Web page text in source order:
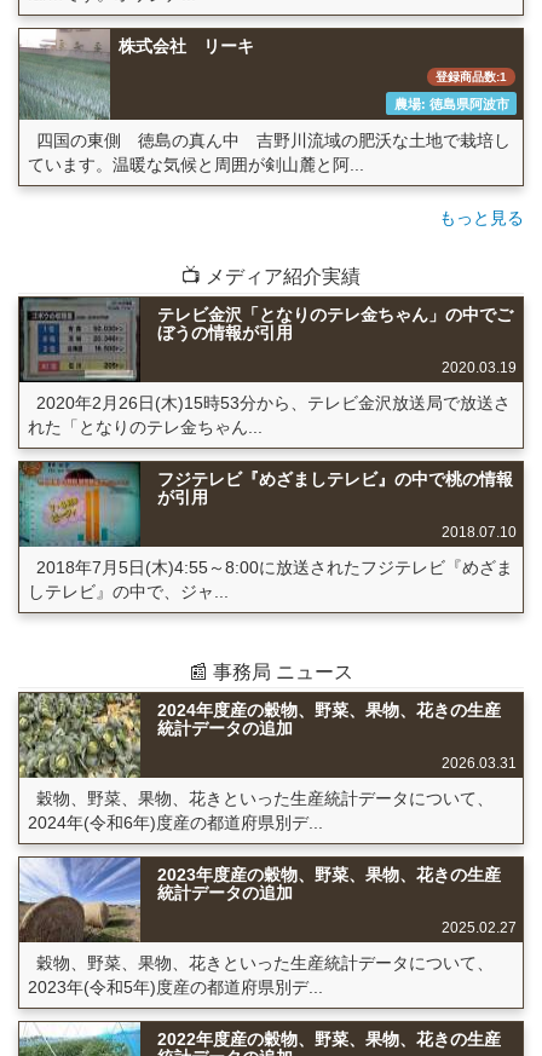
株式会社 リーキ
登録商品数:1
農場: 徳島県阿波市
四国の東側 徳島の真ん中 吉野川流域の肥沃な土地で栽培し
ています。温暖な気候と周囲が剣山麓と阿...
もっと見る
📺 メディア紹介実績
テレビ金沢「となりのテレ金ちゃん」の中でご
ぼうの情報が引用
2020.03.19
2020年2月26日(木)15時53分から、テレビ金沢放送局で放送さ
れた「となりのテレ金ちゃん...
フジテレビ『めざましテレビ』の中で桃の情報
が引用
2018.07.10
2018年7月5日(木)4:55～8:00に放送されたフジテレビ『めざま
しテレビ』の中で、ジャ...
📰 事務局 ニュース
2024年度産の穀物、野菜、果物、花きの生産
統計データの追加
2026.03.31
穀物、野菜、果物、花きといった生産統計データについて、
2024年(令和6年)度産の都道府県別デ...
2023年度産の穀物、野菜、果物、花きの生産
統計データの追加
2025.02.27
穀物、野菜、果物、花きといった生産統計データについて、
2023年(令和5年)度産の都道府県別デ...
2022年度産の穀物、野菜、果物、花きの生産